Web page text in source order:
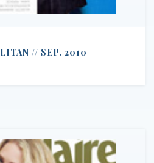
// SEP. 2010